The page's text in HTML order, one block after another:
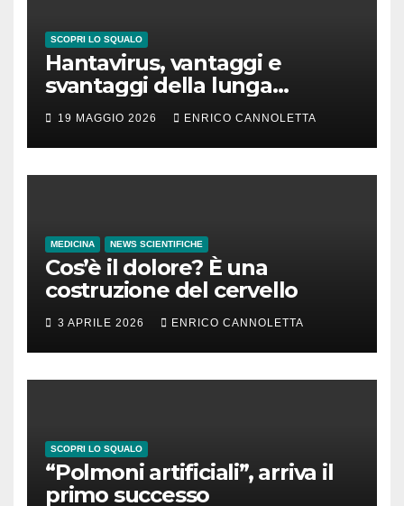
SCOPRI LO SQUALO
Hantavirus, vantaggi e
svantaggi della lunga
incubazione
19 MAGGIO 2026 ENRICO CANNOLETTA
MEDICINA NEWS SCIENTIFICHE
Cos’è il dolore? È una
costruzione del cervello
3 APRILE 2026 ENRICO CANNOLETTA
SCOPRI LO SQUALO
“Polmoni artificiali”, arriva il
primo successo